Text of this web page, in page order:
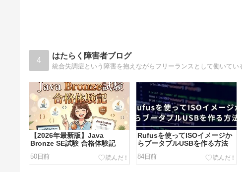
4 はたらく障害者ブログ
【2026年最新版】Java
Bronze SE試験 合格体験記
50日前
Rufusを使ってISOイメージか
らブータブルUSBを作る方法
84日前